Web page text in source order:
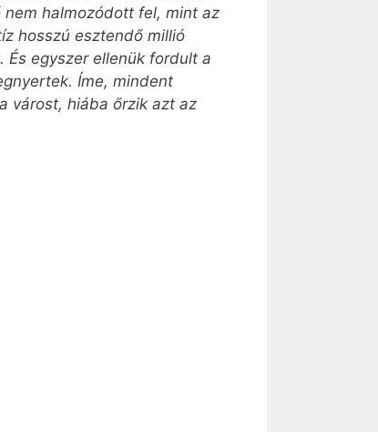
halmozódott fel, mint az
hosszú esztendő millió
egyszer ellenük fordult a
Íme, mindent
várost, hiába őrzik azt az